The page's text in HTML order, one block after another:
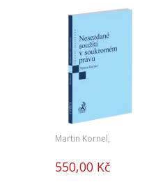
Martin Kornel,
550,00 Kč